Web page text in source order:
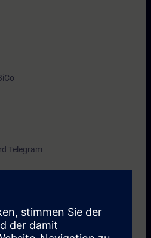
Sarà possibile adattare i
chiuso alla rispettiva
diagnostici in caso di
Telegram
SINAMICS S120